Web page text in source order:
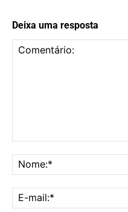
Deixa uma resposta